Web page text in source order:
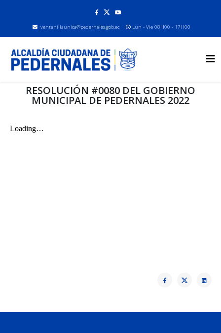
ventanillaunica@pedernales.gob.ec Lun - Vie 08H00 - 17H00
RESOLUCIÓN #0080 DEL GOBIERNO
MUNICIPAL DE PEDERNALES 2022